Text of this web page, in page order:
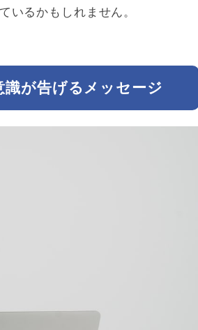
いるかもしれません。
が告げるメッセージ